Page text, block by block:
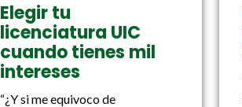
Elegir tu
licenciatura UIC
cuando tienes mil
intereses
“¿Y si me equivoco de